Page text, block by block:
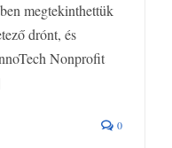
megtekinthettük
drónt, és
Nonprofit
0